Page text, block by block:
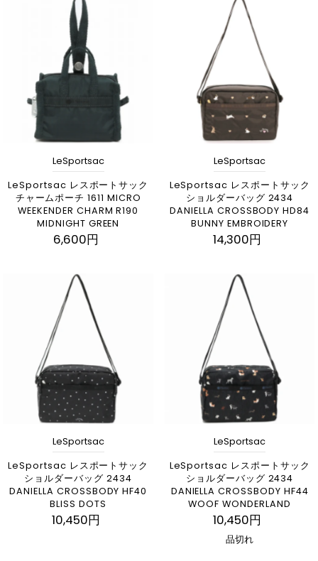
LeSportsac
LeSportsac レスポートサック
チャームポーチ 1611 MICRO
WEEKENDER CHARM R190
MIDNIGHT GREEN
6,600円
LeSportsac
LeSportsac レスポートサック
ショルダーバッグ 2434
DANIELLA CROSSBODY HD84
BUNNY EMBROIDERY
14,300円
LeSportsac
LeSportsac レスポートサック
ショルダーバッグ 2434
DANIELLA CROSSBODY HF40
BLISS DOTS
10,450円
LeSportsac
LeSportsac レスポートサック
ショルダーバッグ 2434
DANIELLA CROSSBODY HF44
WOOF WONDERLAND
10,450円
品切れ